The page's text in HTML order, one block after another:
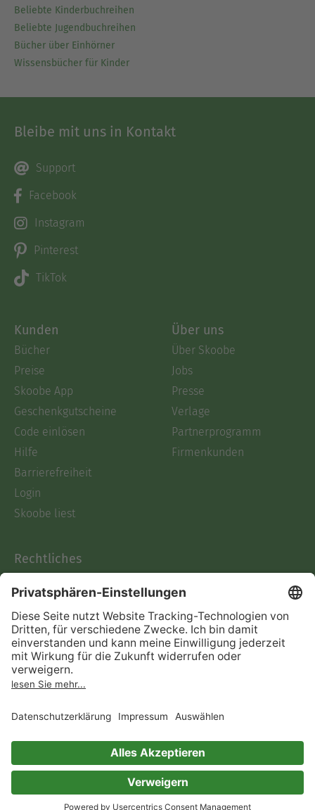
Beliebte Kinderbuchreihen
Beliebte Jugendbuchreihen
Bücher über Einhörner
Wissensbücher für Kinder
Bleibe mit uns in Kontakt
Support
Facebook
Instagram
Pinterest
TikTok
Kunden
Bücher
Preise
Skoobe App
Geschenkgutscheine
Code einlösen
Hilfe
Barrierefreiheit
Login
Skoobe liest
Über uns
Über Skoobe
Jobs
Presse
Verlage
Partnerprogramm
Firmenkunden
Rechtliches
AGB
Informationen nach Data
Act
Verträge hier kündigen
Impressum
Immer ein gutes Buch